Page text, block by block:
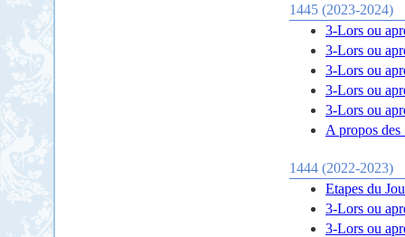
1445 (2023-2024)
3-Lors ou
3-Lors ou
3-Lors ou
3-Lors ou
3-Lors ou
A propos
1444 (2022-2023)
Etapes du
3-Lors ou
3-Lors ou